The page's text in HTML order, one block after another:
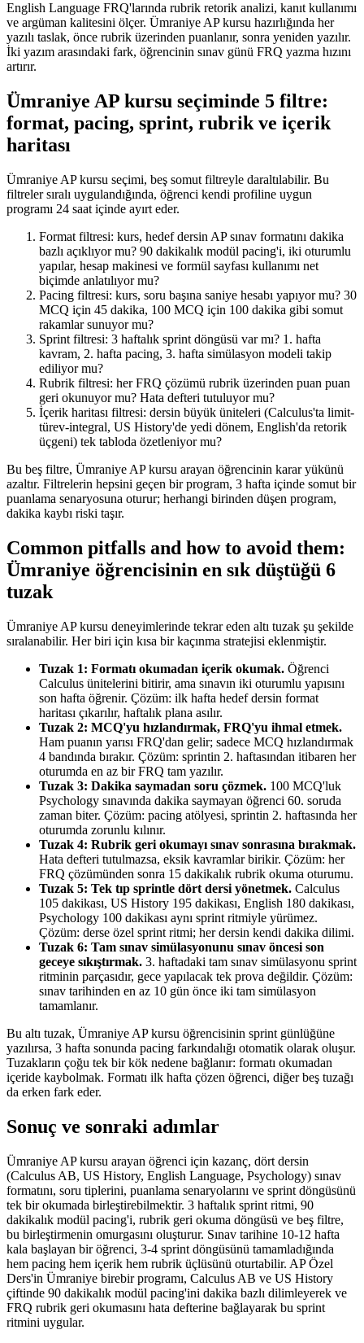
English Language FRQ'larında rubrik retorik analizi, kanıt kullanımı
ve argüman kalitesini ölçer. Ümraniye AP kursu hazırlığında her
yazılı taslak, önce rubrik üzerinden puanlanır, sonra yeniden yazılır.
İki yazım arasındaki fark, öğrencinin sınav günü FRQ yazma hızını
artırır.
Ümraniye AP kursu seçiminde 5 filtre:
format, pacing, sprint, rubrik ve içerik
haritası
Ümraniye AP kursu seçimi, beş somut filtreyle daraltılabilir. Bu
filtreler sıralı uygulandığında, öğrenci kendi profiline uygun
programı 24 saat içinde ayırt eder.
Format filtresi: kurs, hedef dersin AP sınav formatını dakika
bazlı açıklıyor mu? 90 dakikalık modül pacing'i, iki oturumlu
yapılar, hesap makinesi ve formül sayfası kullanımı net
biçimde anlatılıyor mu?
Pacing filtresi: kurs, soru başına saniye hesabı yapıyor mu? 30
MCQ için 45 dakika, 100 MCQ için 100 dakika gibi somut
rakamlar sunuyor mu?
Sprint filtresi: 3 haftalık sprint döngüsü var mı? 1. hafta
kavram, 2. hafta pacing, 3. hafta simülasyon modeli takip
ediliyor mu?
Rubrik filtresi: her FRQ çözümü rubrik üzerinden puan puan
geri okunuyor mu? Hata defteri tutuluyor mu?
İçerik haritası filtresi: dersin büyük üniteleri (Calculus'ta limit-
türev-integral, US History'de yedi dönem, English'da retorik
üçgeni) tek tabloda özetleniyor mu?
Bu beş filtre, Ümraniye AP kursu arayan öğrencinin karar yükünü
azaltır. Filtrelerin hepsini geçen bir program, 3 hafta içinde somut bir
puanlama senaryosuna oturur; herhangi birinden düşen program,
dakika kaybı riski taşır.
Common pitfalls and how to avoid them:
Ümraniye öğrencisinin en sık düştüğü 6
tuzak
Ümraniye AP kursu deneyimlerinde tekrar eden altı tuzak şu şekilde
sıralanabilir. Her biri için kısa bir kaçınma stratejisi eklenmiştir.
Tuzak 1: Formatı okumadan içerik okumak. Öğrenci
Calculus ünitelerini bitirir, ama sınavın iki oturumlu yapısını
son hafta öğrenir. Çözüm: ilk hafta hedef dersin format
haritası çıkarılır, haftalık plana asılır.
Tuzak 2: MCQ'yu hızlandırmak, FRQ'yu ihmal etmek.
Ham puanın yarısı FRQ'dan gelir; sadece MCQ hızlandırmak
4 bandında bırakır. Çözüm: sprintin 2. haftasından itibaren her
oturumda en az bir FRQ tam yazılır.
Tuzak 3: Dakika saymadan soru çözmek. 100 MCQ'luk
Psychology sınavında dakika saymayan öğrenci 60. soruda
zaman biter. Çözüm: pacing atölyesi, sprintin 2. haftasında her
oturumda zorunlu kılınır.
Tuzak 4: Rubrik geri okumayı sınav sonrasına bırakmak.
Hata defteri tutulmazsa, eksik kavramlar birikir. Çözüm: her
FRQ çözümünden sonra 15 dakikalık rubrik okuma oturumu.
Tuzak 5: Tek tıp sprintle dört dersi yönetmek. Calculus
105 dakikası, US History 195 dakikası, English 180 dakikası,
Psychology 100 dakikası aynı sprint ritmiyle yürümez.
Çözüm: derse özel sprint ritmi; her dersin kendi dakika dilimi.
Tuzak 6: Tam sınav simülasyonunu sınav öncesi son
geceye sıkıştırmak. 3. haftadaki tam sınav simülasyonu sprint
ritminin parçasıdır, gece yapılacak tek prova değildir. Çözüm:
sınav tarihinden en az 10 gün önce iki tam simülasyon
tamamlanır.
Bu altı tuzak, Ümraniye AP kursu öğrencisinin sprint günlüğüne
yazılırsa, 3 hafta sonunda pacing farkındalığı otomatik olarak oluşur.
Tuzakların çoğu tek bir kök nedene bağlanır: formatı okumadan
içeride kaybolmak. Formatı ilk hafta çözen öğrenci, diğer beş tuzağı
da erken fark eder.
Sonuç ve sonraki adımlar
Ümraniye AP kursu arayan öğrenci için kazanç, dört dersin
(Calculus AB, US History, English Language, Psychology) sınav
formatını, soru tiplerini, puanlama senaryolarını ve sprint döngüsünü
tek bir okumada birleştirebilmektir. 3 haftalık sprint ritmi, 90
dakikalık modül pacing'i, rubrik geri okuma döngüsü ve beş filtre,
bu birleştirmenin omurgasını oluşturur. Sınav tarihine 10-12 hafta
kala başlayan bir öğrenci, 3-4 sprint döngüsünü tamamladığında
hem pacing hem içerik hem rubrik üçlüsünü oturtabilir. AP Özel
Ders'in Ümraniye birebir programı, Calculus AB ve US History
çiftinde 90 dakikalık modül pacing'ini dakika bazlı dilimleyerek ve
FRQ rubrik geri okumasını hata defterine bağlayarak bu sprint
ritmini uygular.